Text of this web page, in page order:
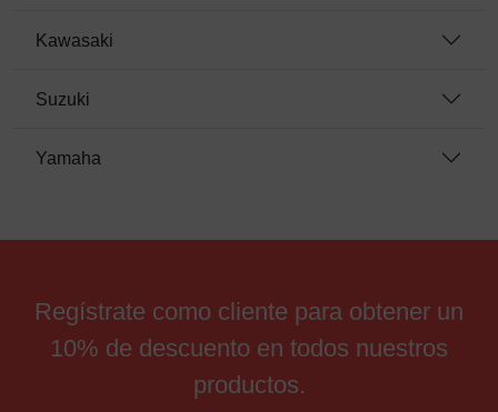
Kawasaki
Suzuki
Yamaha
Regístrate como cliente para obtener un
10% de descuento en todos nuestros
productos.